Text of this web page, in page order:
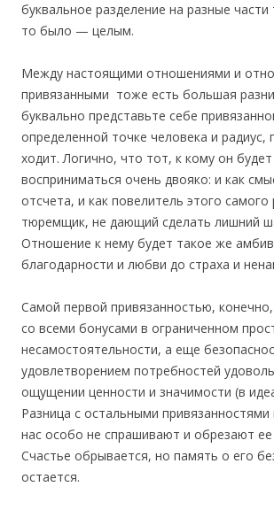
буквальное разделение на разные части
то было — целым.
Между настоящими отношениями и
привязанными тоже есть большая
буквально представьте себе
определенной точке человека и радиус,
ходит. Логично, что тот, к кому он
восприниматься очень двояко: и как
отсчета, и как повелитель этого самого
тюремщик, не дающий сделать лишний
Отношение к нему будет такое же
благодарности и любви до страха и
Самой первой привязанностью,
со всеми бонусами в ограниченном
несамостоятельности, а еще
удовлетворением потребностей
ощущении ценности и значимости (в
Разница с остальными
нас особо не спрашивают и обрезают ее
Счастье обрывается, но память о его
остается.